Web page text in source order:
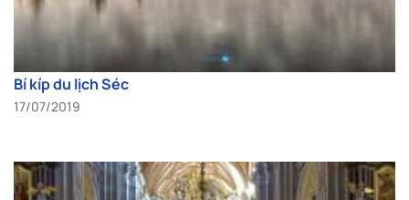
Bí kíp du lịch Séc
17/07/2019